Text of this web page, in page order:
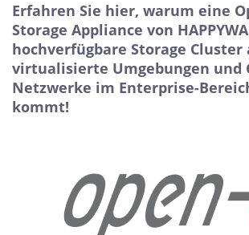
Erfahren Sie hier, warum eine
Storage Appliance von
hochverfügbare Storage
virtualisierte Umgebungen und
Netzwerke im Enterprise-
kommt!